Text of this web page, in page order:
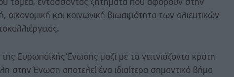
τομέα, εντάσσοντας ζητήματα που αφορούν στην
οικονομική και κοινωνική βιωσιμότητα των αλιευτικών
Ευρωπαϊκής Ένωσης μαζί με τα γειτνιάζοντα κράτη
στην Ένωση αποτελεί ένα ιδιαίτερα σημαντικό βήμα